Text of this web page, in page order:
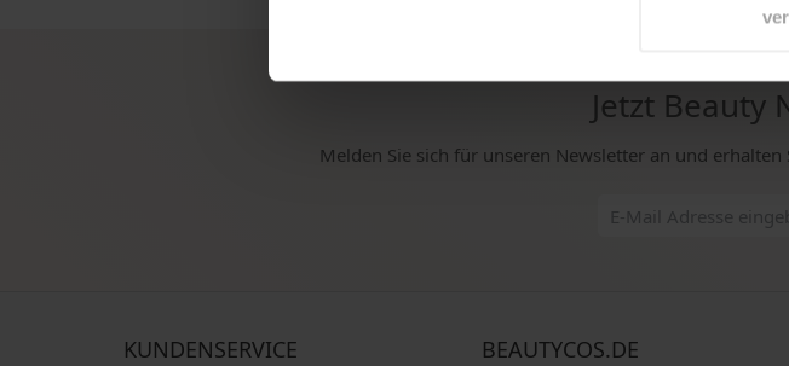
Jetzt Beauty
Melden Sie sich für unseren Newsletter an und
KUNDENSERVICE BEAUTYCOS.DE